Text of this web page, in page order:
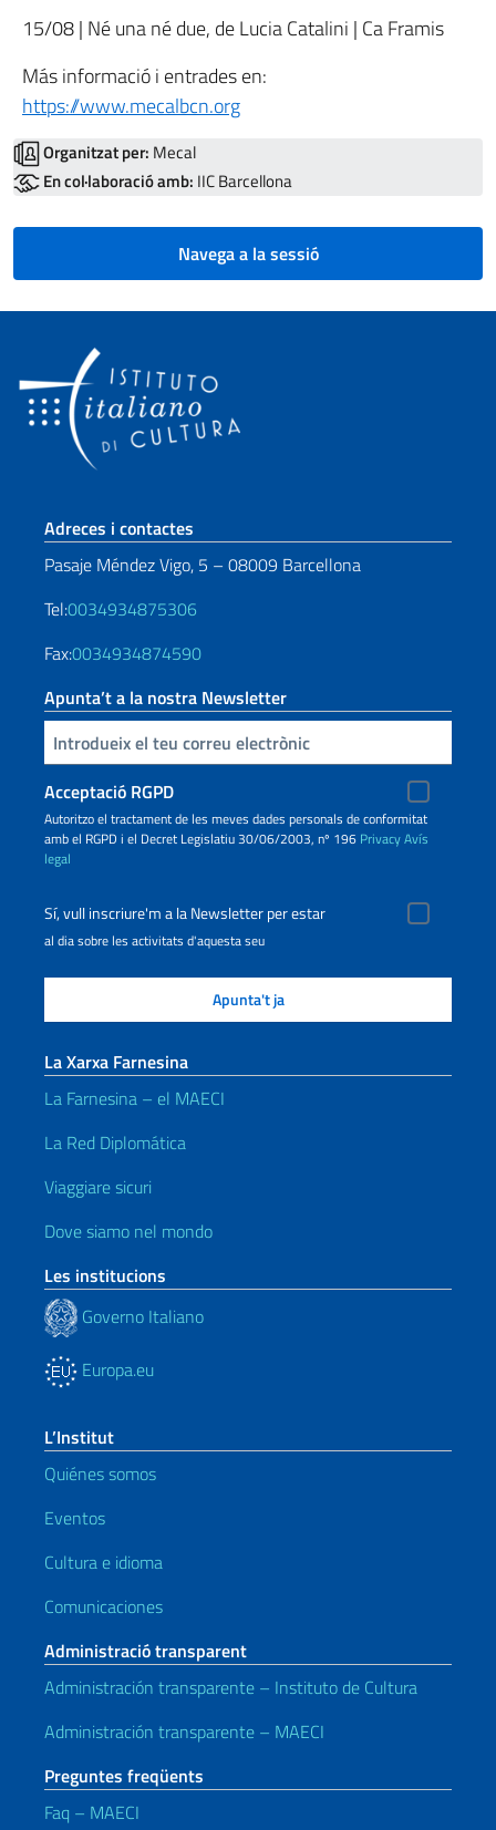
15/08 | Né una né due, de Lucia Catalini | Ca Framis
Más informació i entrades en:
https://www.mecalbcn.org
Organitzat per: Mecal
En col·laboració amb: IIC Barcellona
Navega a la sessió
Sezione footer
Adreces i contactes
Pasaje Méndez Vigo, 5 – 08009 Barcellona
Tel:0034934875306
Fax:0034934874590
Apunta’t a la nostra Newsletter
Inserisci la tua email
Acceptació RGPD
Autoritzo el tractament de les meves dades personals de conformitat
amb el RGPD i el Decret Legislatiu 30/06/2003, nº 196 PrivacyAvís
legal
Sí, vull inscriure'm a la Newsletter per estar
al dia sobre les activitats d'aquesta seu
La Xarxa Farnesina
La Farnesina – el MAECI
La Red Diplomática
Viaggiare sicuri
Dove siamo nel mondo
Les institucions
Governo Italiano
Europa.eu
L’Institut
Quiénes somos
Eventos
Cultura e idioma
Comunicaciones
Administració transparent
Administración transparente – Instituto de Cultura
Administración transparente – MAECI
Preguntes freqüents
Faq – MAECI